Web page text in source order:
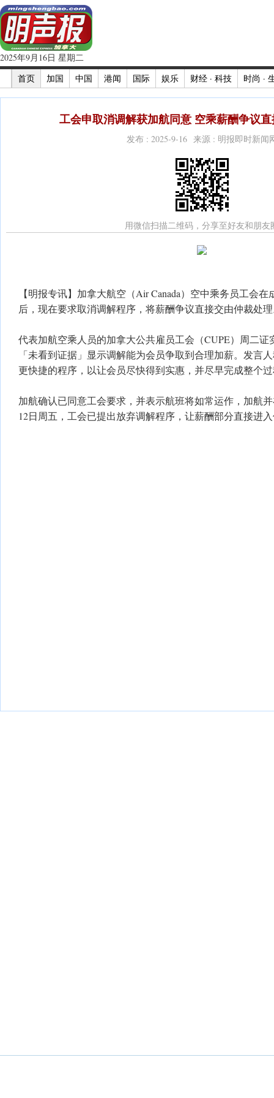
2025年9月16日 星期二
首页
加国 中国 港闻 国际 娱乐 财经 · 科技 时尚 ·
工会申取消调解获加航同意 空乘薪酬争议
发布 : 2025-9-16 来源 : 明报即时新闻
用微信扫描二维码，分享至好友和朋友
【明报专讯】加拿大航空（Air Canada）空中乘务员工会
后，现在要求取消调解程序，将薪酬争议直接交由仲裁处
代表加航空乘人员的加拿大公共雇员工会（CUPE）周二证
「未看到证据」显示调解能为会员争取到合理加薪。发言
更快捷的程序，以让会员尽快得到实惠，并尽早完成整个
加航确认已同意工会要求，并表示航班将如常运作，加航
12日周五，工会已提出放弃调解程序，让薪酬部分直接进